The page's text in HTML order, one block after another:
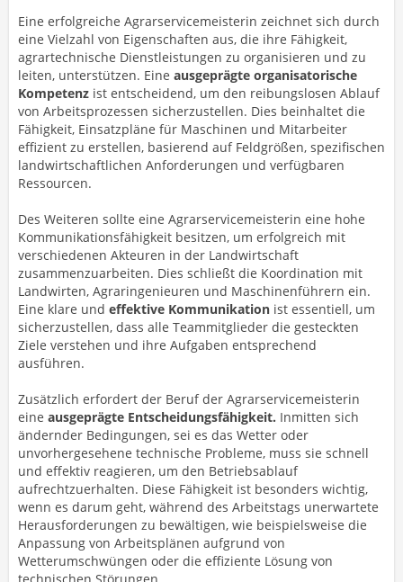
Eine erfolgreiche Agrarservicemeisterin zeichnet sich durch
eine Vielzahl von Eigenschaften aus, die ihre Fähigkeit,
agrartechnische Dienstleistungen zu organisieren und zu
leiten, unterstützen. Eine ausgeprägte organisatorische
Kompetenz ist entscheidend, um den reibungslosen Ablauf
von Arbeitsprozessen sicherzustellen. Dies beinhaltet die
Fähigkeit, Einsatzpläne für Maschinen und Mitarbeiter
effizient zu erstellen, basierend auf Feldgrößen, spezifischen
landwirtschaftlichen Anforderungen und verfügbaren
Ressourcen.
Des Weiteren sollte eine Agrarservicemeisterin eine hohe
Kommunikationsfähigkeit besitzen, um erfolgreich mit
verschiedenen Akteuren in der Landwirtschaft
zusammenzuarbeiten. Dies schließt die Koordination mit
Landwirten, Agraringenieuren und Maschinenführern ein.
Eine klare und effektive Kommunikation ist essentiell, um
sicherzustellen, dass alle Teammitglieder die gesteckten
Ziele verstehen und ihre Aufgaben entsprechend
ausführen.
Zusätzlich erfordert der Beruf der Agrarservicemeisterin
eine ausgeprägte Entscheidungsfähigkeit. Inmitten sich
ändernder Bedingungen, sei es das Wetter oder
unvorhergesehene technische Probleme, muss sie schnell
und effektiv reagieren, um den Betriebsablauf
aufrechtzuerhalten. Diese Fähigkeit ist besonders wichtig,
wenn es darum geht, während des Arbeitstags unerwartete
Herausforderungen zu bewältigen, wie beispielsweise die
Anpassung von Arbeitsplänen aufgrund von
Wetterumschwüngen oder die effiziente Lösung von